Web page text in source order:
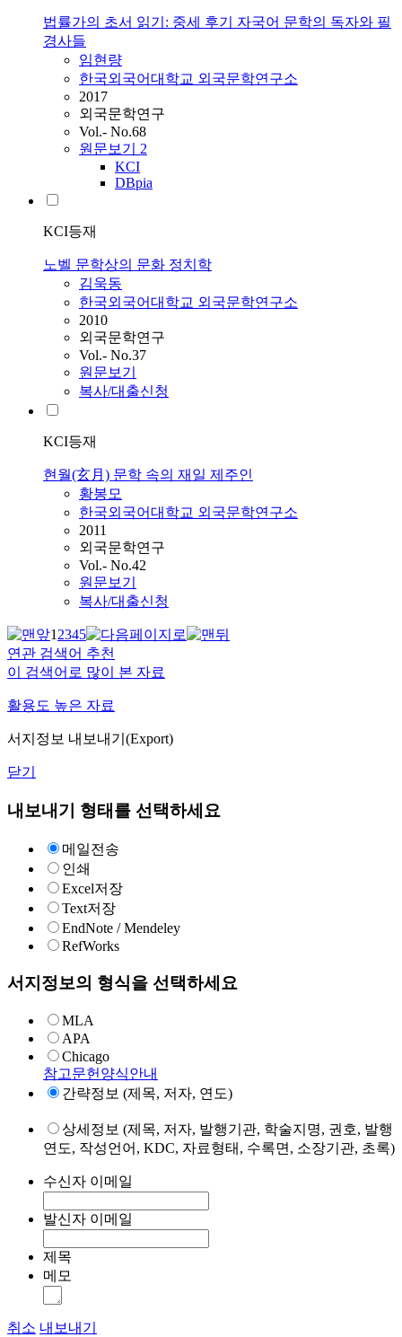
법률가의 초서 읽기: 중세 후기 자국어 문학의 독자와 필
경사들
임현량
한국외국어대학교 외국문학연구소
2017
외국문학연구
Vol.- No.68
원문보기 2
KCI
DBpia
KCI등재
노벨 문학상의 문화 정치학
김욱동
한국외국어대학교 외국문학연구소
2010
외국문학연구
Vol.- No.37
원문보기
복사/대출신청
KCI등재
현월(玄月) 문학 속의 재일 제주인
황봉모
한국외국어대학교 외국문학연구소
2011
외국문학연구
Vol.- No.42
원문보기
복사/대출신청
12345
연관 검색어 추천
이 검색어로 많이 본 자료
활용도 높은 자료
서지정보 내보내기(Export)
닫기
내보내기 형태를 선택하세요
메일전송
인쇄
Excel저장
Text저장
EndNote / Mendeley
RefWorks
서지정보의 형식을 선택하세요
MLA
APA
Chicago
참고문헌양식안내
간략정보 (제목, 저자, 연도)
상세정보 (제목, 저자, 발행기관, 학술지명, 권호, 발행
연도, 작성언어, KDC, 자료형태, 수록면, 소장기관, 초록)
수신자 이메일
발신자 이메일
제목
메모
취소 내보내기